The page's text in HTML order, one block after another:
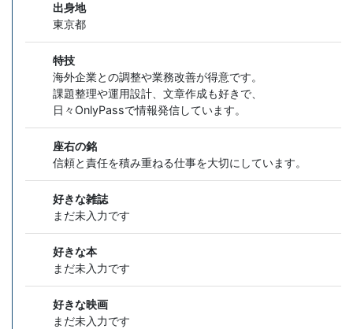
出身地
東京都
特技
海外企業との調整や業務改善が得意です。
課題整理や運用設計、文章作成も好きで、
日々OnlyPassで情報発信しています。
座右の銘
信頼と責任を積み重ねる仕事を大切にしています。
好きな雑誌
まだ未入力です
好きな本
まだ未入力です
好きな映画
まだ未入力です